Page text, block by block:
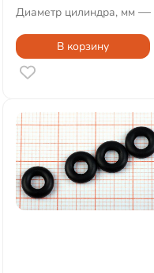
Диаметр цилиндра, мм —
В корзину